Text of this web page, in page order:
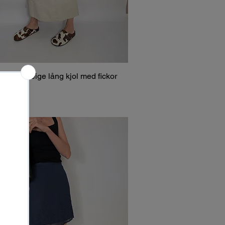
00-tal beige lång kjol med fickor